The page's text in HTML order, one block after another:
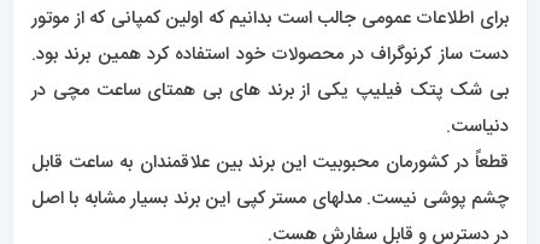
برای اطلاعات عمومی جالب است بدانیم که اولین کمپانی که از موتور
دست ساز کرنوگراف در محصولات خود استفاده کرد همین برند بود.
بی شک پتک فیلیپ یکی از برند های بی همتای ساعت مچی در
دنیاست.
قطعاً در کشورمان محبوبیت این برند بین علاقمندان به ساعت قابل
چشم پوشی نیست. مدلهای مستر کپی این برند بسیار مشابه با اصل
در دسترس و قابل سفارش هست.